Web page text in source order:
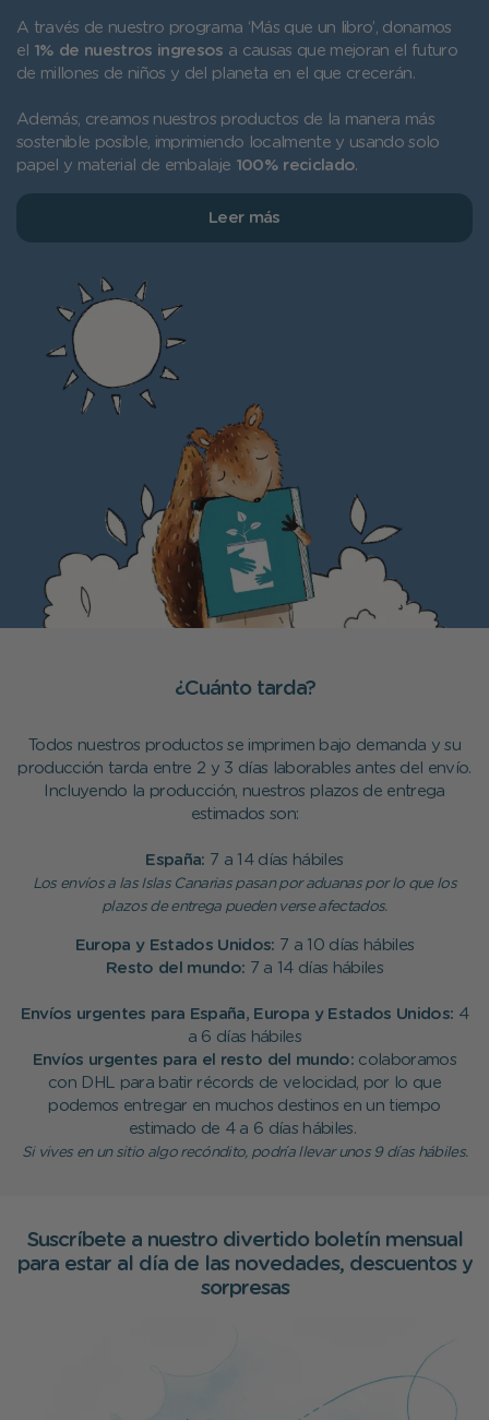
A través de nuestro programa ‘Más que un libro’, donamos
el 1% de nuestros ingresos a causas que mejoran el futuro
de millones de niños y del planeta en el que crecerán.
Además, creamos nuestros productos de la manera más
sostenible posible, imprimiendo localmente y usando solo
papel y material de embalaje 100% reciclado.
Leer más
¿Cuánto tarda?
Todos nuestros productos se imprimen bajo demanda y su
producción tarda entre 2 y 3 días laborables antes del envío.
Incluyendo la producción, nuestros plazos de entrega
estimados son:
España: 7 a 14 días hábiles
Los envíos a las Islas Canarias pasan por aduanas por lo que los
plazos de entrega pueden verse afectados.
Europa y Estados Unidos: 7 a 10 días hábiles
Resto del mundo: 7 a 14 días hábiles
Envíos urgentes para España, Europa y Estados Unidos: 4
a 6 días hábiles
Envíos urgentes para el resto del mundo: colaboramos
con DHL para batir récords de velocidad, por lo que
podemos entregar en muchos destinos en un tiempo
estimado de 4 a 6 días hábiles.
Si vives en un sitio algo recóndito, podría llevar unos 9 días hábiles.
Suscríbete a nuestro divertido boletín mensual
para estar al día de las novedades, descuentos y
sorpresas